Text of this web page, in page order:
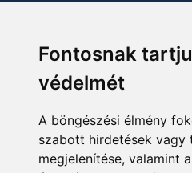
Fontosnak
védelmét
A böngészési élmény
szabott hirdetések vagy
megjelenítése, valamint